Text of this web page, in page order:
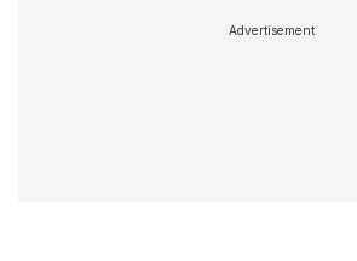
Advertisement